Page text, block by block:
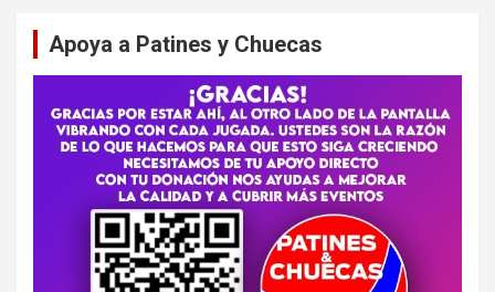
Apoya a Patines y Chuecas